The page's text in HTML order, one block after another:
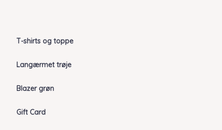
T-shirts og toppe
Langærmet trøje
Blazer grøn
Gift Card